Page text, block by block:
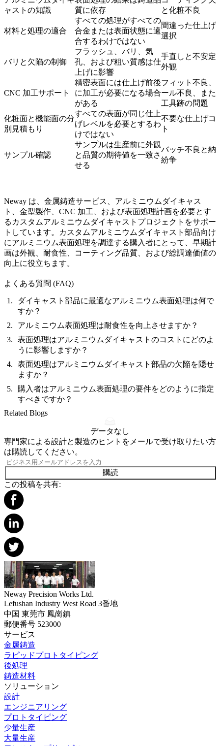
ャストの知識
質に依存
と化粧不良
材料と処理の適合
すべての処理がすべての
合金または表面状態に適
合するわけではない
間違った仕上げ
選択
バリと欠陥の制御
フラッシュ、バリ、気
孔、および粗い質感は仕
上げに影響
手直しと不安定
外観
CNC 加工サポート
精密表面には仕上げ前後
に加工が必要になる場合
がある
フィット不良、
ール不良、また
工具跡の問題
化粧面と機能面の分
別見積もり
すべての表面が同じ仕上
げレベルを必要とするわ
けではない
不要な仕上げコ
ト
サンプル確認
サンプルは生産前に外観
と品質の期待値を一致さ
せる
バッチ不良と納
紛争
Neway は、 金属鋳造サービス 、アルミニウムダイキャス
ト、金型製作、CNC 加工、および表面処理計画を必要とす
るカスタムアルミニウムダイキャストプロジェクトをサポー
トしています。カスタムアルミニウムダイキャスト部品向け
にアルミニウム表面処理を調達する購入者にとって、早期計
画は外観、耐食性、コーティング品質、および総調達価値の
向上に役立ちます。
よくある質問 (FAQ)
ダイキャスト部品に最適なアルミニウム表面処理は何で
すか？
アルミニウム表面処理は耐食性を向上させますか？
表面処理はアルミニウムダイキャストのコストにどのよ
うに影響しますか？
表面処理はアルミニウムダイキャスト部品の欠陥を隠せ
ますか？
購入者はアルミニウム表面処理の要件をどのように指定
すべきですか？
Related Blogs
データなし
専門家による設計と製造のヒントをメールで受け取りたい方
は購読してください。
購読
この投稿を共有:
Neway Precision Works Ltd.
Lefushan Industry West Road 3番地
中国 東莞市 鳳崗鎮
郵便番号 523000
サービス
金属鋳造
ラピッドプロトタイピング
後処理
鋳造材料
ソリューション
設計
エンジニアリング
プロトタイピング
少量生産
大量生産